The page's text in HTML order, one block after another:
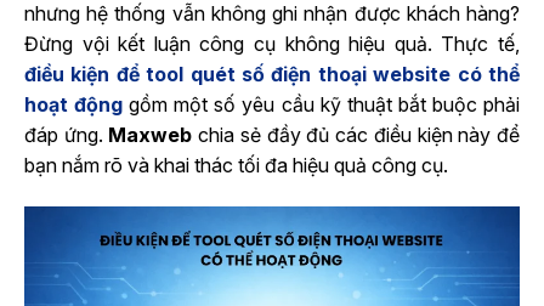
nhưng hệ thống vẫn không ghi nhận được khách hàng?
Đừng vội kết luận công cụ không hiệu quả. Thực tế,
điều kiện để tool quét số điện thoại website có thể
hoạt động gồm một số yêu cầu kỹ thuật bắt buộc phải
đáp ứng. Maxweb chia sẻ đầy đủ các điều kiện này để
bạn nắm rõ và khai thác tối đa hiệu quả công cụ.